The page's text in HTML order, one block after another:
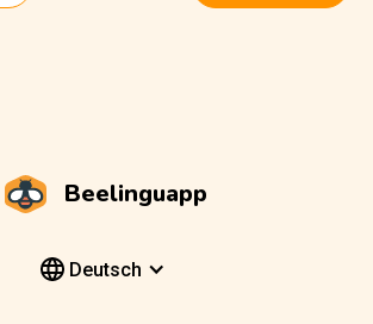
Beelinguapp
Deutsch